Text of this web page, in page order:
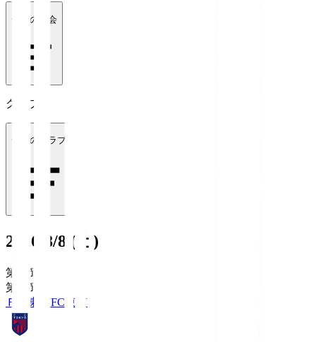
全ての大会
クラブ
全てのクラブ
2026/8/8 (土)
第1節
第1節
ＦＣ東京FC東京